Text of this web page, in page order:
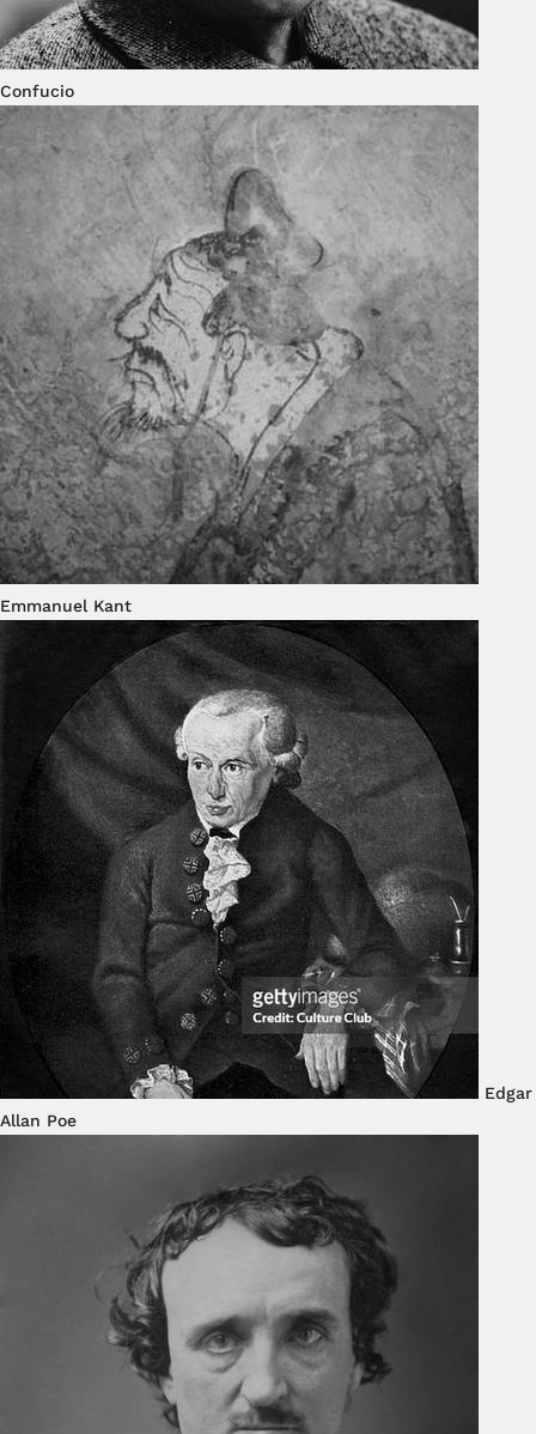
Confucio
Emmanuel Kant
Edgar
Allan Poe